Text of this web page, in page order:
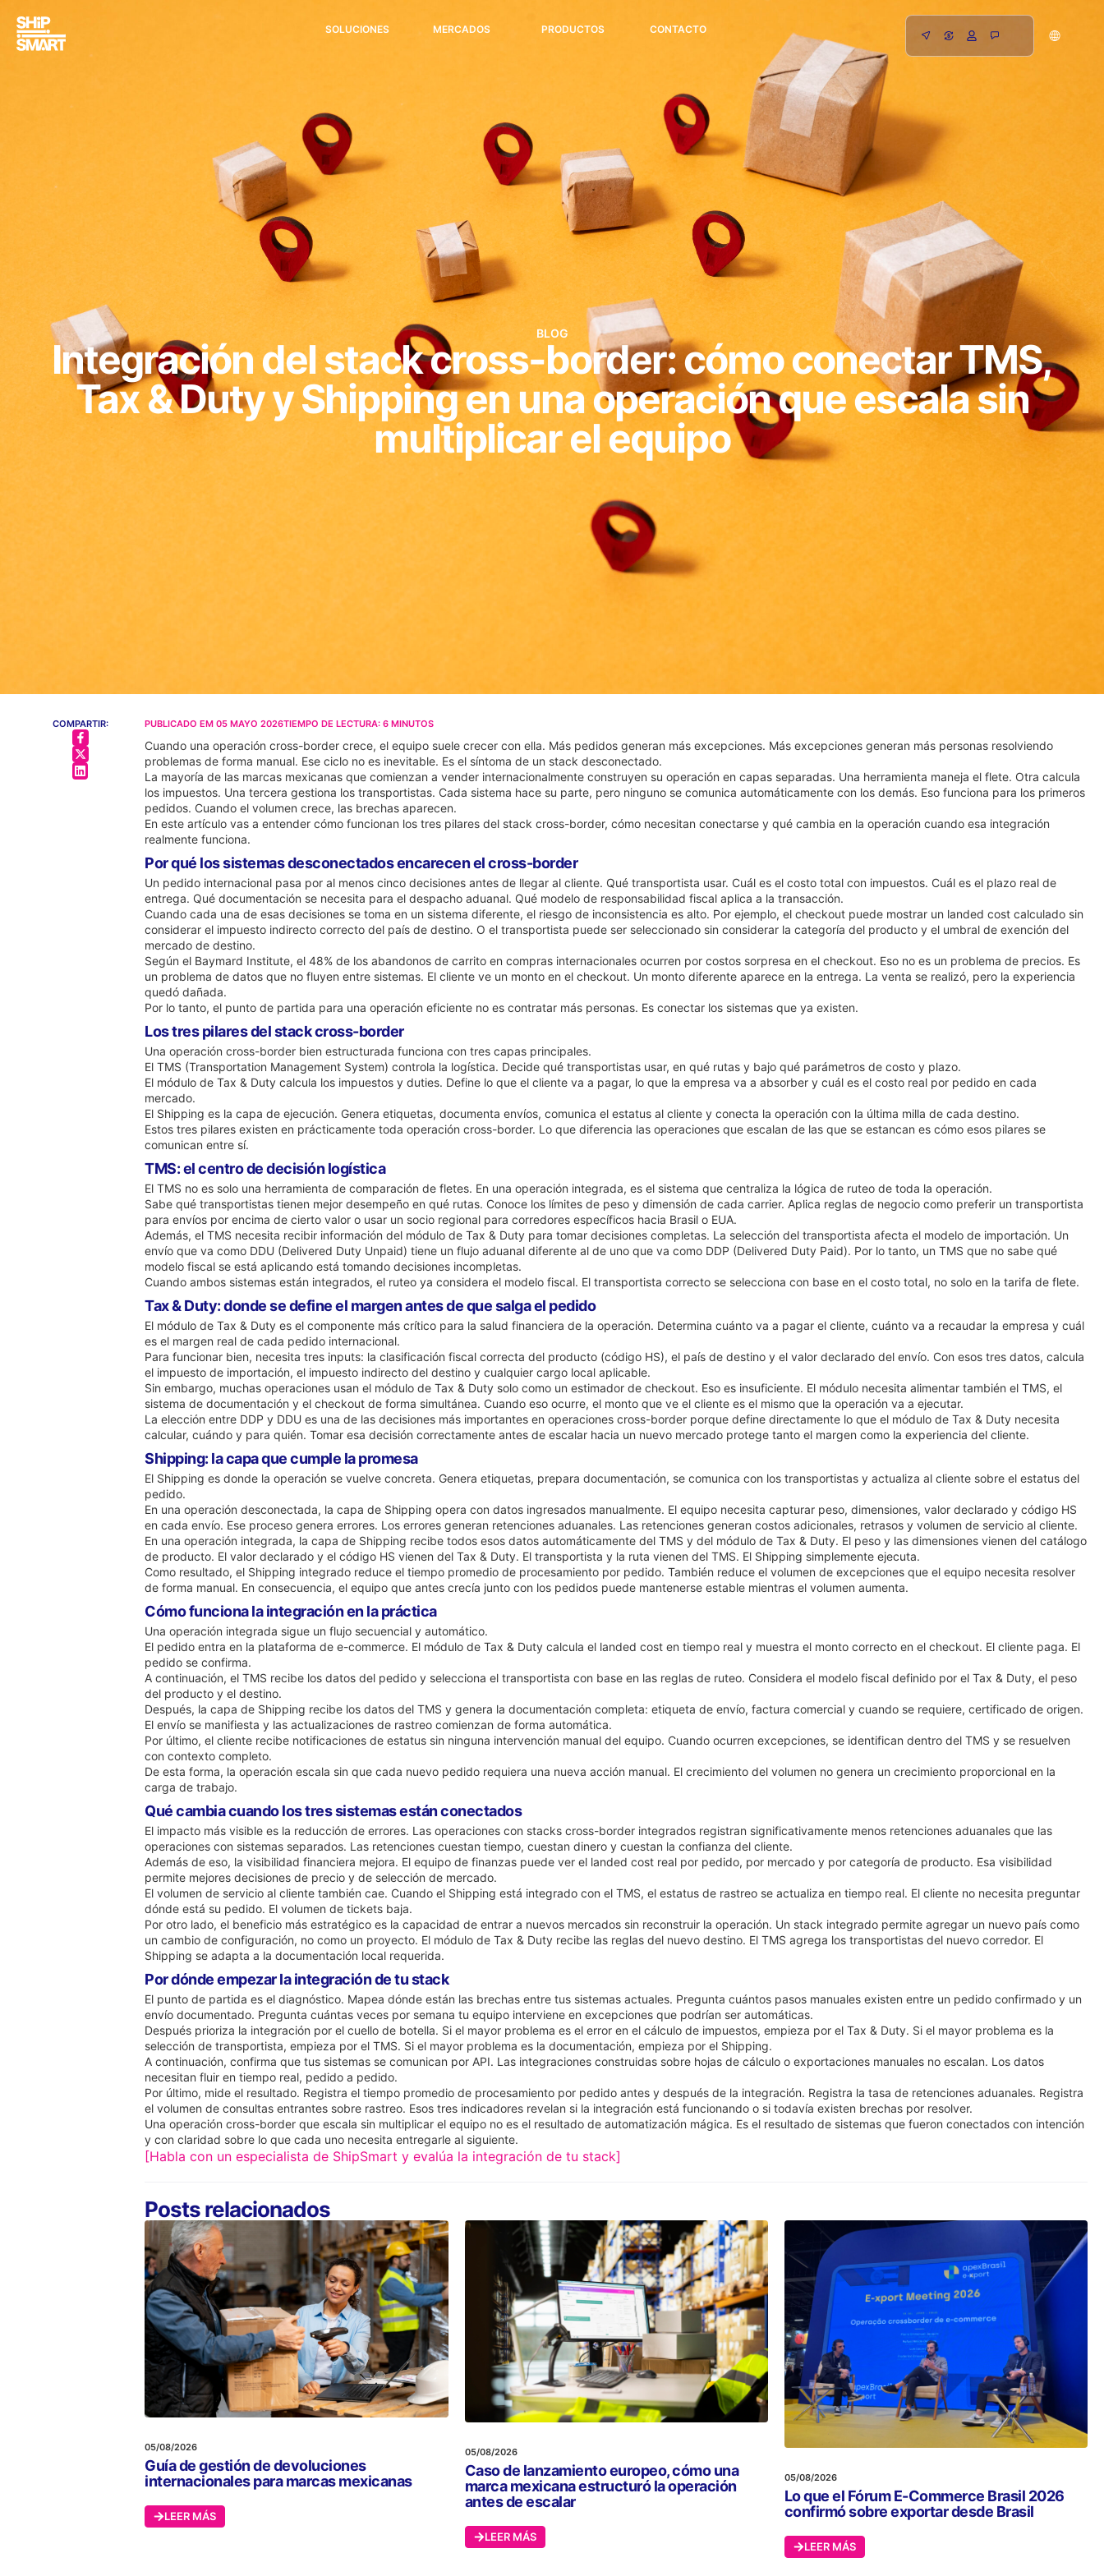
SOLUCIONES MERCADOS PRODUCTOS CONTACTO
BLOG
Integración del stack cross-border: cómo conectar TMS,
Tax & Duty y Shipping en una operación que escala sin
multiplicar el equipo
COMPARTIR: PUBLICADO EM 05 MAYO 2026TIEMPO DE LECTURA: 6 MINUTOS
Cuando una operación cross-border crece, el equipo suele crecer con ella. Más pedidos generan más excepciones. Más excepciones generan más personas resolviendo
problemas de forma manual. Ese ciclo no es inevitable. Es el síntoma de un stack desconectado.
La mayoría de las marcas mexicanas que comienzan a vender internacionalmente construyen su operación en capas separadas. Una herramienta maneja el flete. Otra calcula
los impuestos. Una tercera gestiona los transportistas. Cada sistema hace su parte, pero ninguno se comunica automáticamente con los demás. Eso funciona para los primeros
pedidos. Cuando el volumen crece, las brechas aparecen.
En este artículo vas a entender cómo funcionan los tres pilares del stack cross-border, cómo necesitan conectarse y qué cambia en la operación cuando esa integración
realmente funciona.
Por qué los sistemas desconectados encarecen el cross-border
Un pedido internacional pasa por al menos cinco decisiones antes de llegar al cliente. Qué transportista usar. Cuál es el costo total con impuestos. Cuál es el plazo real de
entrega. Qué documentación se necesita para el despacho aduanal. Qué modelo de responsabilidad fiscal aplica a la transacción.
Cuando cada una de esas decisiones se toma en un sistema diferente, el riesgo de inconsistencia es alto. Por ejemplo, el checkout puede mostrar un landed cost calculado sin
considerar el impuesto indirecto correcto del país de destino. O el transportista puede ser seleccionado sin considerar la categoría del producto y el umbral de exención del
mercado de destino.
Según el Baymard Institute, el 48% de los abandonos de carrito en compras internacionales ocurren por costos sorpresa en el checkout. Eso no es un problema de precios. Es
un problema de datos que no fluyen entre sistemas. El cliente ve un monto en el checkout. Un monto diferente aparece en la entrega. La venta se realizó, pero la experiencia
quedó dañada.
Por lo tanto, el punto de partida para una operación eficiente no es contratar más personas. Es conectar los sistemas que ya existen.
Los tres pilares del stack cross-border
Una operación cross-border bien estructurada funciona con tres capas principales.
El TMS (Transportation Management System) controla la logística. Decide qué transportistas usar, en qué rutas y bajo qué parámetros de costo y plazo.
El módulo de Tax & Duty calcula los impuestos y duties. Define lo que el cliente va a pagar, lo que la empresa va a absorber y cuál es el costo real por pedido en cada
mercado.
El Shipping es la capa de ejecución. Genera etiquetas, documenta envíos, comunica el estatus al cliente y conecta la operación con la última milla de cada destino.
Estos tres pilares existen en prácticamente toda operación cross-border. Lo que diferencia las operaciones que escalan de las que se estancan es cómo esos pilares se
comunican entre sí.
TMS: el centro de decisión logística
El TMS no es solo una herramienta de comparación de fletes. En una operación integrada, es el sistema que centraliza la lógica de ruteo de toda la operación.
Sabe qué transportistas tienen mejor desempeño en qué rutas. Conoce los límites de peso y dimensión de cada carrier. Aplica reglas de negocio como preferir un transportista
para envíos por encima de cierto valor o usar un socio regional para corredores específicos hacia Brasil o EUA.
Además, el TMS necesita recibir información del módulo de Tax & Duty para tomar decisiones completas. La selección del transportista afecta el modelo de importación. Un
envío que va como DDU (Delivered Duty Unpaid) tiene un flujo aduanal diferente al de uno que va como DDP (Delivered Duty Paid). Por lo tanto, un TMS que no sabe qué
modelo fiscal se está aplicando está tomando decisiones incompletas.
Cuando ambos sistemas están integrados, el ruteo ya considera el modelo fiscal. El transportista correcto se selecciona con base en el costo total, no solo en la tarifa de flete.
Tax & Duty: donde se define el margen antes de que salga el pedido
El módulo de Tax & Duty es el componente más crítico para la salud financiera de la operación. Determina cuánto va a pagar el cliente, cuánto va a recaudar la empresa y cuál
es el margen real de cada pedido internacional.
Para funcionar bien, necesita tres inputs: la clasificación fiscal correcta del producto (código HS), el país de destino y el valor declarado del envío. Con esos tres datos, calcula
el impuesto de importación, el impuesto indirecto del destino y cualquier cargo local aplicable.
Sin embargo, muchas operaciones usan el módulo de Tax & Duty solo como un estimador de checkout. Eso es insuficiente. El módulo necesita alimentar también el TMS, el
sistema de documentación y el checkout de forma simultánea. Cuando eso ocurre, el monto que ve el cliente es el mismo que la operación va a ejecutar.
La elección entre DDP y DDU es una de las decisiones más importantes en operaciones cross-border porque define directamente lo que el módulo de Tax & Duty necesita
calcular, cuándo y para quién. Tomar esa decisión correctamente antes de escalar hacia un nuevo mercado protege tanto el margen como la experiencia del cliente.
Shipping: la capa que cumple la promesa
El Shipping es donde la operación se vuelve concreta. Genera etiquetas, prepara documentación, se comunica con los transportistas y actualiza al cliente sobre el estatus del
pedido.
En una operación desconectada, la capa de Shipping opera con datos ingresados manualmente. El equipo necesita capturar peso, dimensiones, valor declarado y código HS
en cada envío. Ese proceso genera errores. Los errores generan retenciones aduanales. Las retenciones generan costos adicionales, retrasos y volumen de servicio al cliente.
En una operación integrada, la capa de Shipping recibe todos esos datos automáticamente del TMS y del módulo de Tax & Duty. El peso y las dimensiones vienen del catálogo
de producto. El valor declarado y el código HS vienen del Tax & Duty. El transportista y la ruta vienen del TMS. El Shipping simplemente ejecuta.
Como resultado, el Shipping integrado reduce el tiempo promedio de procesamiento por pedido. También reduce el volumen de excepciones que el equipo necesita resolver
de forma manual. En consecuencia, el equipo que antes crecía junto con los pedidos puede mantenerse estable mientras el volumen aumenta.
Cómo funciona la integración en la práctica
Una operación integrada sigue un flujo secuencial y automático.
El pedido entra en la plataforma de e-commerce. El módulo de Tax & Duty calcula el landed cost en tiempo real y muestra el monto correcto en el checkout. El cliente paga. El
pedido se confirma.
A continuación, el TMS recibe los datos del pedido y selecciona el transportista con base en las reglas de ruteo. Considera el modelo fiscal definido por el Tax & Duty, el peso
del producto y el destino.
Después, la capa de Shipping recibe los datos del TMS y genera la documentación completa: etiqueta de envío, factura comercial y cuando se requiere, certificado de origen.
El envío se manifiesta y las actualizaciones de rastreo comienzan de forma automática.
Por último, el cliente recibe notificaciones de estatus sin ninguna intervención manual del equipo. Cuando ocurren excepciones, se identifican dentro del TMS y se resuelven
con contexto completo.
De esta forma, la operación escala sin que cada nuevo pedido requiera una nueva acción manual. El crecimiento del volumen no genera un crecimiento proporcional en la
carga de trabajo.
Qué cambia cuando los tres sistemas están conectados
El impacto más visible es la reducción de errores. Las operaciones con stacks cross-border integrados registran significativamente menos retenciones aduanales que las
operaciones con sistemas separados. Las retenciones cuestan tiempo, cuestan dinero y cuestan la confianza del cliente.
Además de eso, la visibilidad financiera mejora. El equipo de finanzas puede ver el landed cost real por pedido, por mercado y por categoría de producto. Esa visibilidad
permite mejores decisiones de precio y de selección de mercado.
El volumen de servicio al cliente también cae. Cuando el Shipping está integrado con el TMS, el estatus de rastreo se actualiza en tiempo real. El cliente no necesita preguntar
dónde está su pedido. El volumen de tickets baja.
Por otro lado, el beneficio más estratégico es la capacidad de entrar a nuevos mercados sin reconstruir la operación. Un stack integrado permite agregar un nuevo país como
un cambio de configuración, no como un proyecto. El módulo de Tax & Duty recibe las reglas del nuevo destino. El TMS agrega los transportistas del nuevo corredor. El
Shipping se adapta a la documentación local requerida.
Por dónde empezar la integración de tu stack
El punto de partida es el diagnóstico. Mapea dónde están las brechas entre tus sistemas actuales. Pregunta cuántos pasos manuales existen entre un pedido confirmado y un
envío documentado. Pregunta cuántas veces por semana tu equipo interviene en excepciones que podrían ser automáticas.
Después prioriza la integración por el cuello de botella. Si el mayor problema es el error en el cálculo de impuestos, empieza por el Tax & Duty. Si el mayor problema es la
selección de transportista, empieza por el TMS. Si el mayor problema es la documentación, empieza por el Shipping.
A continuación, confirma que tus sistemas se comunican por API. Las integraciones construidas sobre hojas de cálculo o exportaciones manuales no escalan. Los datos
necesitan fluir en tiempo real, pedido a pedido.
Por último, mide el resultado. Registra el tiempo promedio de procesamiento por pedido antes y después de la integración. Registra la tasa de retenciones aduanales. Registra
el volumen de consultas entrantes sobre rastreo. Esos tres indicadores revelan si la integración está funcionando o si todavía existen brechas por resolver.
Una operación cross-border que escala sin multiplicar el equipo no es el resultado de automatización mágica. Es el resultado de sistemas que fueron conectados con intención
y con claridad sobre lo que cada uno necesita entregarle al siguiente.
[Habla con un especialista de ShipSmart y evalúa la integración de tu stack]
Posts relacionados
05/08/2026
Guía de gestión de devoluciones
internacionales para marcas mexicanas
LEER MÁS
05/08/2026
Caso de lanzamiento europeo, cómo una
marca mexicana estructuró la operación
antes de escalar
LEER MÁS
05/08/2026
Lo que el Fórum E-Commerce Brasil 2026
confirmó sobre exportar desde Brasil
LEER MÁS